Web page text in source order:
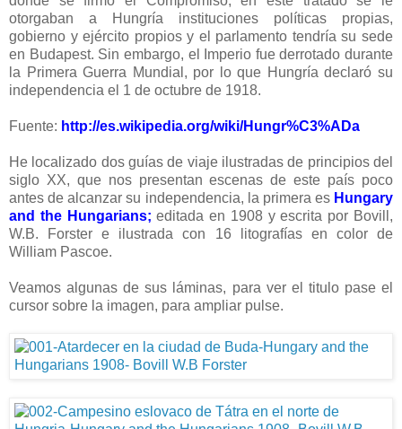
otorgaban a Hungría instituciones políticas propias,
gobierno y ejército propios y el parlamento tendría su sede
en Budapest. Sin embargo, el Imperio fue derrotado durante
la Primera Guerra Mundial, por lo que Hungría declaró su
independencia el 1 de octubre de 1918.
Fuente: http://es.wikipedia.org/wiki/Hungr%C3%ADa
He localizado dos guías de viaje ilustradas de principios del
siglo XX, que nos presentan escenas de este país poco
antes de alcanzar su independencia, la primera es Hungary
and the Hungarians;editada en 1908 y escrita por Bovill,
W.B. Forster e ilustrada con 16 litografías en color de
William Pascoe.
Veamos algunas de sus láminas, para ver el titulo pase el
cursor sobre la imagen, para ampliar pulse.